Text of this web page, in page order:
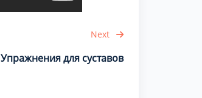
Next
Упражнения для суставов